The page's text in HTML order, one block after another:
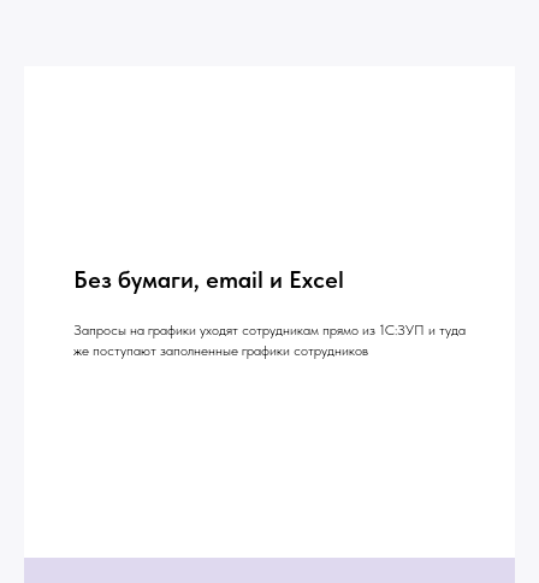
Без бумаги, email и Excel
Запросы на графики уходят сотрудникам прямо из 1С:ЗУП и туда
же поступают заполненные графики сотрудников